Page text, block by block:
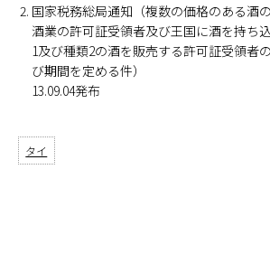
国家税務総局通知（複数の価格のある酒
酒業の許可証受領者及び王国に酒を持ち
1及び種類2の酒を販売する許可証受領者
び期間を定める件）
13.09.04発布
タイ